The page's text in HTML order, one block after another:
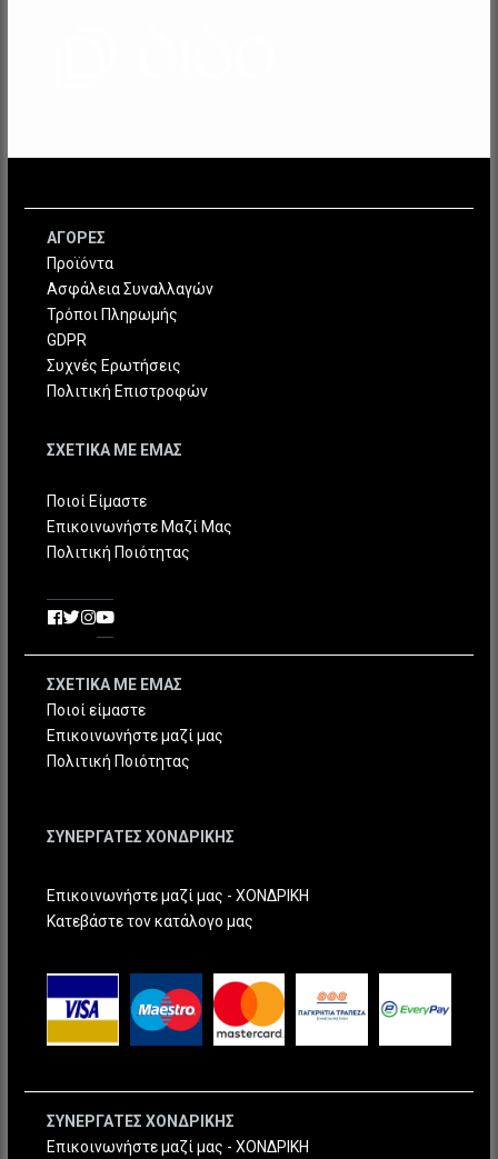
ΑΓΟΡΕΣ
Προϊόντα
Ασφάλεια Συναλλαγών
Τρόποι Πληρωμής
GDPR
Συχνές Ερωτήσεις
Πολιτική Επιστροφών
ΣΧΕΤΙΚΑ ΜΕ ΕΜΑΣ
Ποιοί Είμαστε
Επικοινωνήστε Μαζί Μας
Πολιτική Ποιότητας
ΣΧΕΤΙΚΑ ΜΕ ΕΜΑΣ
Ποιοί είμαστε
Επικοινωνήστε μαζί μας
Πολιτική Ποιότητας
ΣΥΝΕΡΓΑΤΕΣ ΧΟΝΔΡΙΚΗΣ
Επικοινωνήστε μαζί μας - ΧΟΝΔΡΙΚΗ
Κατεβάστε τον κατάλογο μας
ΣΥΝΕΡΓΑΤΕΣ ΧΟΝΔΡΙΚΗΣ
Επικοινωνήστε μαζί μας - ΧΟΝΔΡΙΚΗ